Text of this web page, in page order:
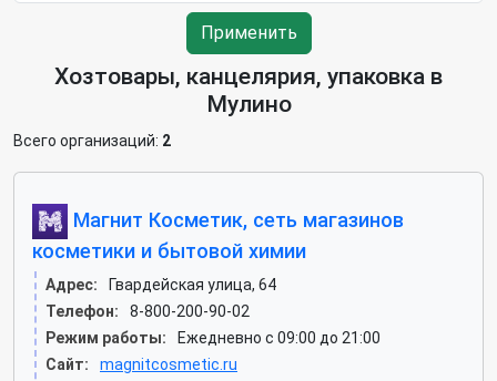
Применить
Хозтовары, канцелярия, упаковка в
Мулино
Всего организаций: 2
Магнит Косметик, сеть магазинов
косметики и бытовой химии
Адрес:
Гвардейская улица, 64
Телефон:
8-800-200-90-02
Режим работы:
Ежедневно с 09:00 до 21:00
Сайт:
magnitcosmetic.ru